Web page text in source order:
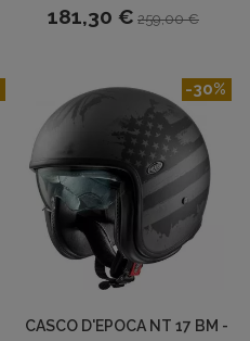
181,30 € 259,00 €
CASCO D'EPOCA NT 17 BM -
-30%